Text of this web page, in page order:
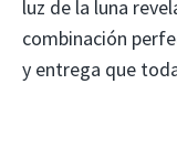
luz de la luna
combinación
y entrega que